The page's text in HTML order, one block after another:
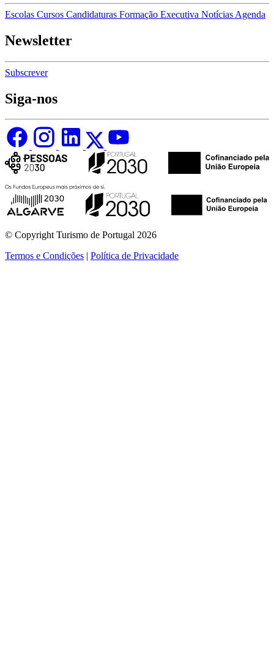
Escolas Cursos Candidaturas Formação Executiva Notícias Agenda
Newsletter
Subscrever
Siga-nos
© Copyright Turismo de Portugal 2026
Termos e Condições | Política de Privacidade